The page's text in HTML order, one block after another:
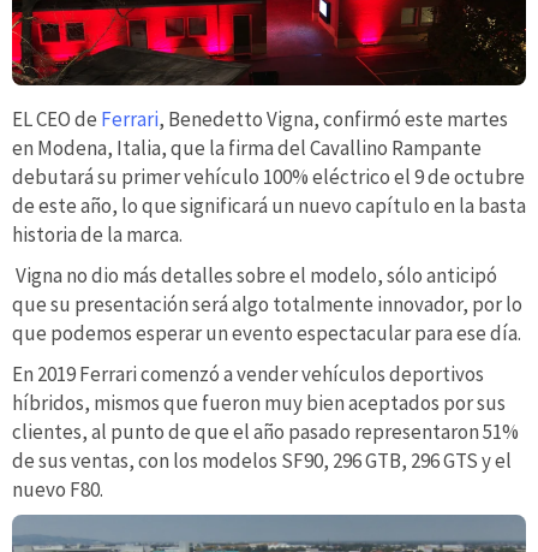
EL CEO de Ferrari, Benedetto Vigna, confirmó este martes
en Modena, Italia, que la firma del Cavallino Rampante
debutará su primer vehículo 100% eléctrico el 9 de octubre
de este año, lo que significará un nuevo capítulo en la basta
historia de la marca.
Vigna no dio más detalles sobre el modelo, sólo anticipó
que su presentación será algo totalmente innovador, por lo
que podemos esperar un evento espectacular para ese día.
En 2019 Ferrari comenzó a vender vehículos deportivos
híbridos, mismos que fueron muy bien aceptados por sus
clientes, al punto de que el año pasado representaron 51%
de sus ventas, con los modelos SF90, 296 GTB, 296 GTS y el
nuevo F80.